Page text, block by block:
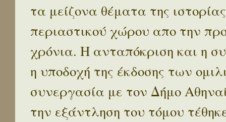
τα μείζονα θέματα της
περιαστικού χώρου απο την
χρόνια. Η ανταπόκριση και η
η υποδοχή της έκδοσης των
συνεργασία με τον Δήμο
την εξάντληση του τόμου